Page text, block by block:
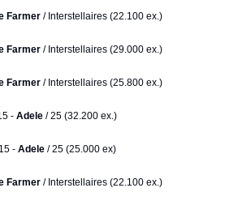
Farmer/ Interstellaires (22.100 ex.)
Farmer/ Interstellaires (29.000 ex.)
Farmer/ Interstellaires (25.800 ex.)
- Adele / 25 (32.200 ex.)
- Adele / 25 (25.000 ex)
Farmer / Interstellaires (22.100 ex.)